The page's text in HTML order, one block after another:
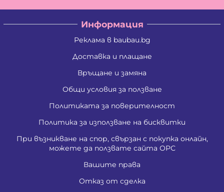
Информация
Реклама в baubau.bg
Доставка и плащане
Връщане и замяна
Общи условия за ползване
Политиката за поверителност
Политика за използване на бисквитки
При възникване на спор, свързан с покупка онлайн,
можете да ползвате сайта ОРС
Вашите права
Отказ от сделка